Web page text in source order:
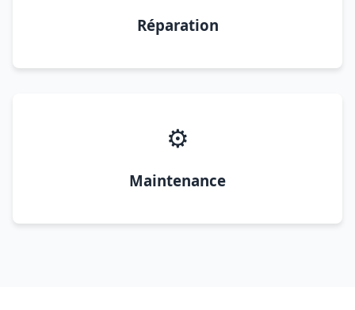
Réparation
⚙️
Maintenance